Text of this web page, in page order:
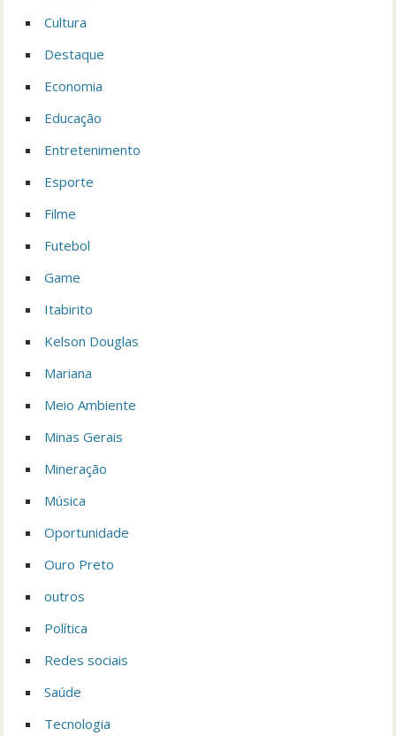
Cultura
Destaque
Economia
Educação
Entretenimento
Esporte
Filme
Futebol
Game
Itabirito
Kelson Douglas
Mariana
Meio Ambiente
Minas Gerais
Mineração
Música
Oportunidade
Ouro Preto
outros
Política
Redes sociais
Saúde
Tecnologia